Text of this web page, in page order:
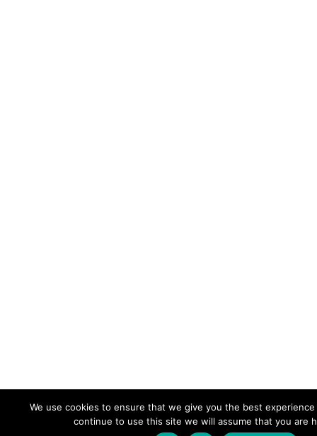
We use cookies to ensure that we give you the best
continue to use this site we will assume that you are